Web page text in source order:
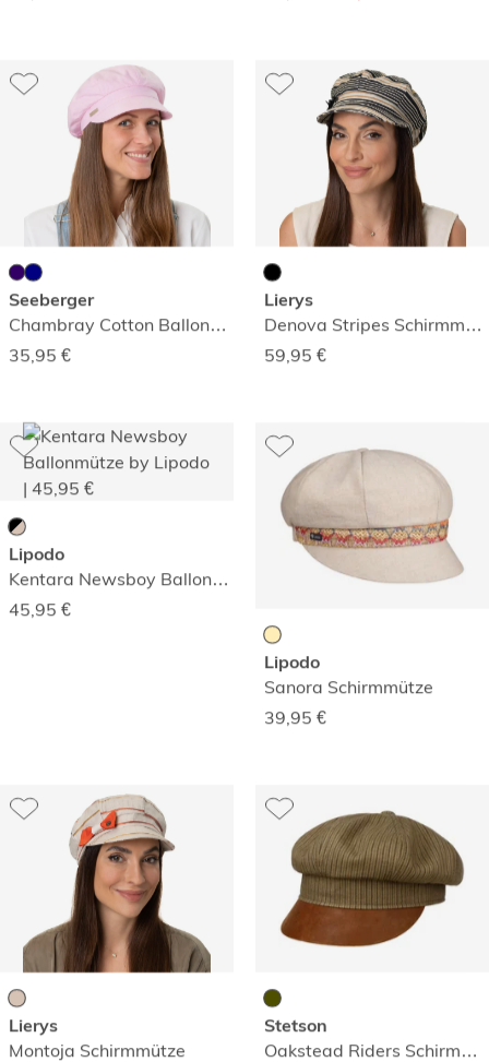
Seeberger
Chambray Cotton Ballonmütze
35,95 €
Lierys
Denova Stripes Schirmmütze
59,95 €
Lipodo
Kentara Newsboy Ballonmütze
45,95 €
Lipodo
Sanora Schirmmütze
39,95 €
Lierys
Montoja Schirmmütze
Stetson
Oakstead Riders Schirmmütze